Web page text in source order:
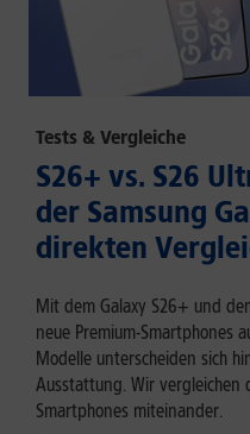
Tests & Vergleiche
S26+ vs. S26
der Samsung
direkten
Mit dem Galaxy S26+ und
neue Premium-Smartphones
Modelle unterscheiden sich
Ausstattung. Wir vergleichen
Smartphones miteinander.